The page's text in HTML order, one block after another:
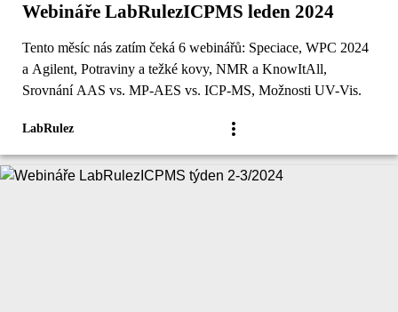
Webináře LabRulezICPMS leden 2024
Tento měsíc nás zatím čeká 6 webinářů: Speciace, WPC 2024
a Agilent, Potraviny a težké kovy, NMR a KnowItAll,
Srovnání AAS vs. MP-AES vs. ICP-MS, Možnosti UV-Vis.
LabRulez